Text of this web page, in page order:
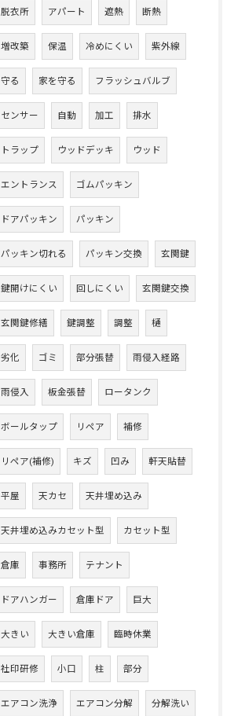
脱衣所 アパート 遮熱 断熱
増改築 保温 冷めにくい 紫外線
守る 家を守る フラッシュバルブ
センサー 自動 加工 排水
トラップ ウッドデッキ ウッド
エントランス ゴムパッキン
ドアパッキン パッキン
パッキン切れる パッキン交換 玄関鍵
鍵開けにくい 回しにくい 玄関鍵交換
玄関鍵修繕 鍵調整 調整 樋
劣化 ゴミ 部分張替 雨侵入経路
雨侵入 板金張替 ロータンク
ボールタップ リペア 補修
リペア(補修) キズ 凹み 軒天貼替
平屋 天カセ 天井埋め込み
天井埋め込みカセット型 カセット型
倉庫 事務所 テナント
ドアハンガー 倉庫ドア 巨大
大きい 大きい倉庫 臨時休業
社印研修 小口 柱 部分
エアコン洗浄 エアコン分解 分解洗い